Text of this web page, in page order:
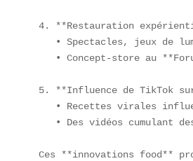
4. **Restauration
• Spectacles, jeux de
• Concept-store au
5. **Influence de TikTok
• Recettes virales
• Des vidéos cumulant
Ces **innovations food**